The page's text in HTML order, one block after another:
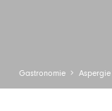
Gastronomie Aspergie